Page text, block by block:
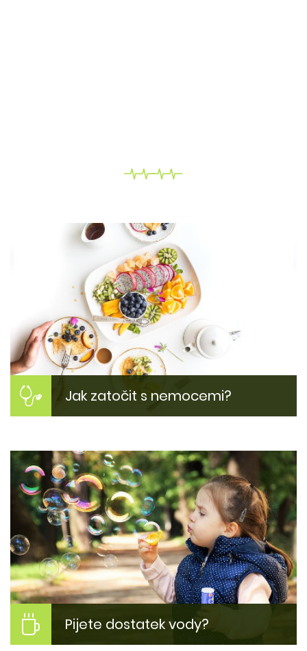
Jak zatočit s nemocemi?
Jak si zlepšit zdraví?
Inspirujte se našimi tipy jak zlepšit svůj zdravotní
stav. Proč jsme nemocní? Jak být zase fit?
Více zde...
Pijete dostatek vody?